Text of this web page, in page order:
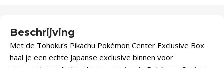
Beschrijving
Met de Tohoku’s Pikachu Pokémon Center Exclusive Box
haal je een echte Japanse exclusive binnen voor